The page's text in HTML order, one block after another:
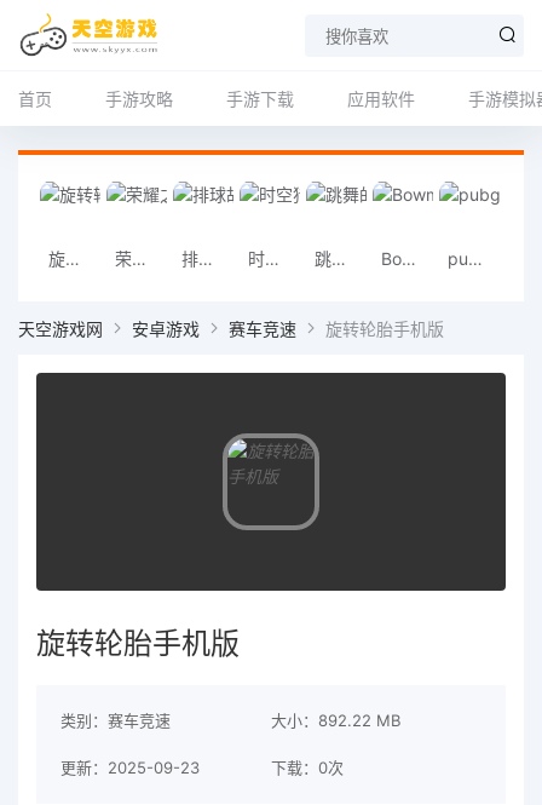
首页 手游攻略 手游下载 应用软件 手游模拟
旋转轮胎手机版 荣耀之争最新版 排球故事安卓版 时空猎人犀游版 跳舞的线最新版 Bowmasters移植版 pubg new state中文版
天空游戏网 安卓游戏 赛车竞速 旋转轮胎手机版
旋转轮胎手机版
类别：赛车竞速 大小：892.22 MB
更新：2025-09-23 下载：0次